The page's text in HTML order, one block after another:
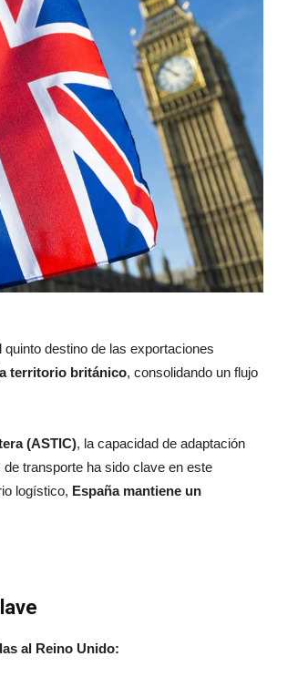
destino de las exportaciones
territorio británico, consolidando un flujo
(ASTIC), la capacidad de adaptación
transporte ha sido clave en este
logístico, España mantiene un
al Reino Unido: